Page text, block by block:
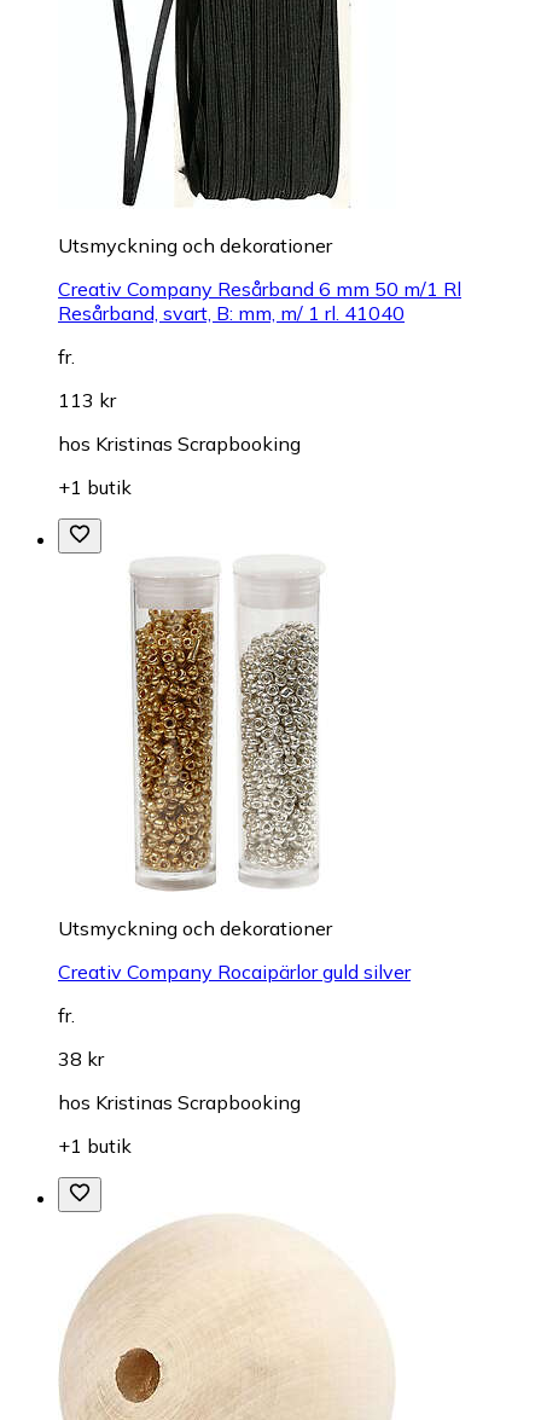
Utsmyckning och dekorationer
Creativ Company Resårband 6 mm 50 m/1 Rl
Resårband, svart, B: mm, m/ 1 rl. 41040
fr.
113 kr
hos Kristinas Scrapbooking
+1 butik
Utsmyckning och dekorationer
Creativ Company Rocaipärlor guld silver
fr.
38 kr
hos Kristinas Scrapbooking
+1 butik